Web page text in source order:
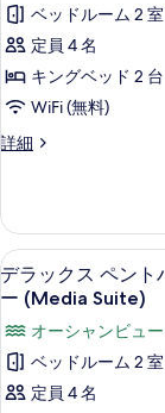
の
写
真
を
表
る
ー
の
す
べ
て
真
を
表
示
す
る
ー
の
詳
細
ッ
ド
ル
ー
ム
煙
オ
ー
シ
ャ
ン
ビ
ハ
ウ
ス
2
ッ
ド
ル
禁
オ
ー
ャ
ン
ビ
ュ
ド
ペ
ン
ト
ハ
2
ベ
ッ
ル
ー
ム
ベッドルーム 2 室
定員 4 名
キングベッド 2 台
WiFi (無料)
詳細
グ
ペ
ン
ト
ス
2
ベ
ッ
デ
ラ
ッ
ク
ス
6
デラックス ペント
ー (Media Suite)
オーシャンビュー
ベッドルーム 2 室
定員 4 名